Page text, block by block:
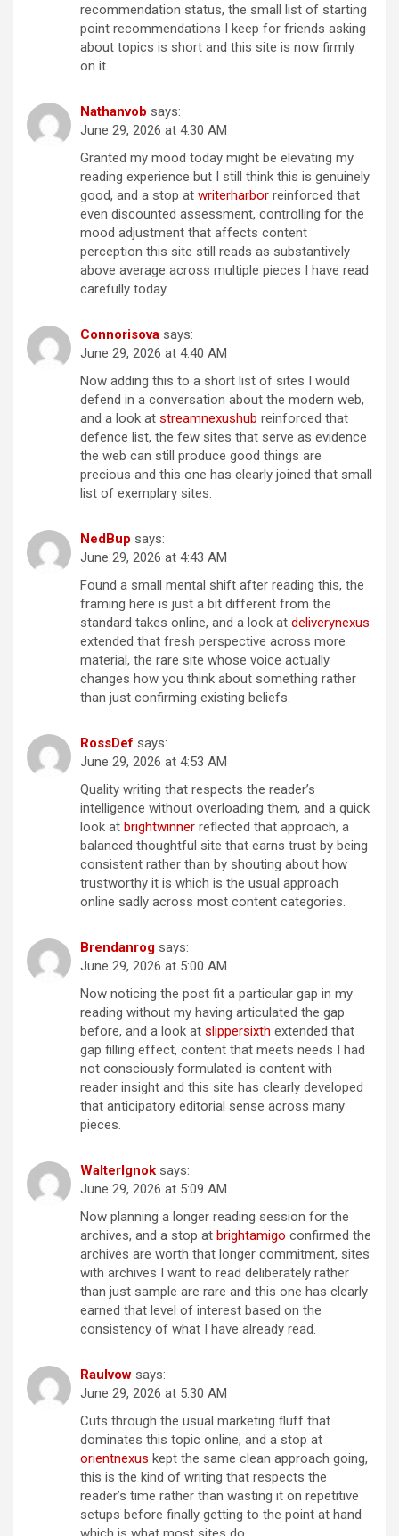
recommendation status, the small list of starting
point recommendations I keep for friends asking
about topics is short and this site is now firmly
on it.
Nathanvob says:
June 29, 2026 at 4:30 AM
Granted my mood today might be elevating my
reading experience but I still think this is genuinely
good, and a stop at writerharbor reinforced that
even discounted assessment, controlling for the
mood adjustment that affects content
perception this site still reads as substantively
above average across multiple pieces I have read
carefully today.
Connorisova says:
June 29, 2026 at 4:40 AM
Now adding this to a short list of sites I would
defend in a conversation about the modern web,
and a look at streamnexushub reinforced that
defence list, the few sites that serve as evidence
the web can still produce good things are
precious and this one has clearly joined that small
list of exemplary sites.
NedBup says:
June 29, 2026 at 4:43 AM
Found a small mental shift after reading this, the
framing here is just a bit different from the
standard takes online, and a look at deliverynexus
extended that fresh perspective across more
material, the rare site whose voice actually
changes how you think about something rather
than just confirming existing beliefs.
RossDef says:
June 29, 2026 at 4:53 AM
Quality writing that respects the reader’s
intelligence without overloading them, and a quick
look at brightwinner reflected that approach, a
balanced thoughtful site that earns trust by being
consistent rather than by shouting about how
trustworthy it is which is the usual approach
online sadly across most content categories.
Brendanrog says:
June 29, 2026 at 5:00 AM
Now noticing the post fit a particular gap in my
reading without my having articulated the gap
before, and a look at slippersixth extended that
gap filling effect, content that meets needs I had
not consciously formulated is content with
reader insight and this site has clearly developed
that anticipatory editorial sense across many
pieces.
WalterIgnok says:
June 29, 2026 at 5:09 AM
Now planning a longer reading session for the
archives, and a stop at brightamigo confirmed the
archives are worth that longer commitment, sites
with archives I want to read deliberately rather
than just sample are rare and this one has clearly
earned that level of interest based on the
consistency of what I have already read.
Raulvow says:
June 29, 2026 at 5:30 AM
Cuts through the usual marketing fluff that
dominates this topic online, and a stop at
orientnexus kept the same clean approach going,
this is the kind of writing that respects the
reader’s time rather than wasting it on repetitive
setups before finally getting to the point at hand